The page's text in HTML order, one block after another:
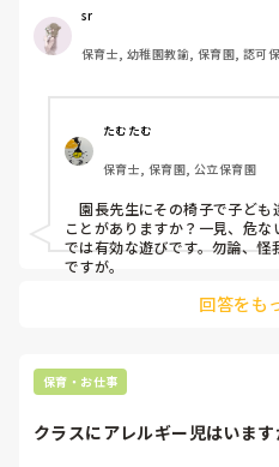
来ると、子ども達は「やばい
辞めます。
ただ園長のしてる事なので周
になったり、子どもがお家に
子で遊んだと保護者に言った
sr
保育士, 幼稚園教諭, 保育園, 認可
たむたむ
保育士, 保育園, 公立保育園
園長先生にその椅子で子ども
ことがありますか？一見、危
では有効な遊びです。勿論、
ですが。
回答をも
保育・お仕事
クラスにアレルギー児はいます